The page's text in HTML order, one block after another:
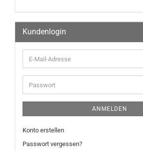
Kundenlogin
ANMELDEN
Konto erstellen
Passwort vergessen?